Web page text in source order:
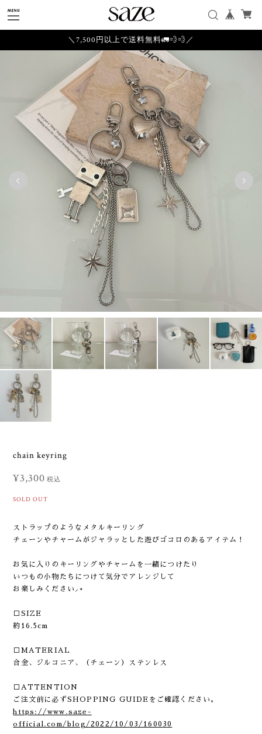
＼7,500円以上で送料無料🚛💨💨／
chain keyring
¥3,300 税込
SOLD OUT
ストラップのようなメタルキーリング
チェーンやチャームがジャラッとした遊びゴコロのあるアイテム！
お気に入りのキーリングやチャームを一緒につけたり
いつもの小物たちにつけて気分でアレンジして
お楽しみください⸝⋆
□SIZE
約16.5cm
□MATERIAL
合金、ジルコニア、（チェーン）ステンレス
□ATTENTION
ご注文前に必ずSHOPPING GUIDEをご確認ください。
https://www.saze-
official.com/blog/2022/10/03/160030